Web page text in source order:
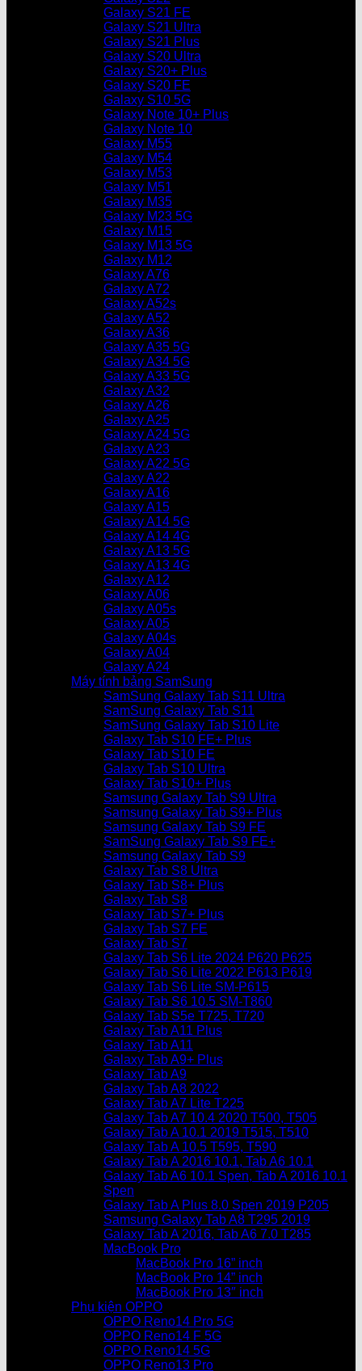
Galaxy S21 FE
Galaxy S21 Ultra
Galaxy S21 Plus
Galaxy S20 Ultra
Galaxy S20+ Plus
Galaxy S20 FE
Galaxy S10 5G
Galaxy Note 10+ Plus
Galaxy Note 10
Galaxy M55
Galaxy M54
Galaxy M53
Galaxy M51
Galaxy M35
Galaxy M23 5G
Galaxy M15
Galaxy M13 5G
Galaxy M12
Galaxy A76
Galaxy A72
Galaxy A52s
Galaxy A52
Galaxy A36
Galaxy A35 5G
Galaxy A34 5G
Galaxy A33 5G
Galaxy A32
Galaxy A26
Galaxy A25
Galaxy A24 5G
Galaxy A23
Galaxy A22 5G
Galaxy A22
Galaxy A16
Galaxy A15
Galaxy A14 5G
Galaxy A14 4G
Galaxy A13 5G
Galaxy A13 4G
Galaxy A12
Galaxy A06
Galaxy A05s
Galaxy A05
Galaxy A04s
Galaxy A04
Galaxy A24
Máy tính bảng SamSung
SamSung Galaxy Tab S11 Ultra
SamSung Galaxy Tab S11
SamSung Galaxy Tab S10 Lite
Galaxy Tab S10 FE+ Plus
Galaxy Tab S10 FE
Galaxy Tab S10 Ultra
Galaxy Tab S10+ Plus
Samsung Galaxy Tab S9 Ultra
Samsung Galaxy Tab S9+ Plus
Samsung Galaxy Tab S9 FE
SamSung Galaxy Tab S9 FE+
Samsung Galaxy Tab S9
Galaxy Tab S8 Ultra
Galaxy Tab S8+ Plus
Galaxy Tab S8
Galaxy Tab S7+ Plus
Galaxy Tab S7 FE
Galaxy Tab S7
Galaxy Tab S6 Lite 2024 P620 P625
Galaxy Tab S6 Lite 2022 P613 P619
Galaxy Tab S6 Lite SM-P615
Galaxy Tab S6 10.5 SM-T860
Galaxy Tab S5e T725, T720
Galaxy Tab A11 Plus
Galaxy Tab A11
Galaxy Tab A9+ Plus
Galaxy Tab A9
Galaxy Tab A8 2022
Galaxy Tab A7 Lite T225
Galaxy Tab A7 10.4 2020 T500, T505
Galaxy Tab A 10.1 2019 T515, T510
Galaxy Tab A 10.5 T595, T590
Galaxy Tab A 2016 10.1, Tab A6 10.1
Galaxy Tab A6 10.1 Spen, Tab A 2016 10.1
Spen
Galaxy Tab A Plus 8.0 Spen 2019 P205
Samsung Galaxy Tab A8 T295 2019
Galaxy Tab A 2016, Tab A6 7.0 T285
MacBook Pro
MacBook Pro 16” inch
MacBook Pro 14” inch
MacBook Pro 13″ inch
Phụ kiện OPPO
OPPO Reno14 Pro 5G
OPPO Reno14 F 5G
OPPO Reno14 5G
OPPO Reno13 Pro